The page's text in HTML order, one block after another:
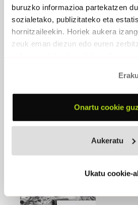
buruzko informazioa partekatzen
sozialetako, publizitateko eta
hornitzaileekin. Horiek aukera
zeuk eman diezun edo euren
Onartu cookie
Aukeratu
Ukatu cookie-
2022 -Mukuru
PARTAIDEAK
Ander Fernandez, musika,